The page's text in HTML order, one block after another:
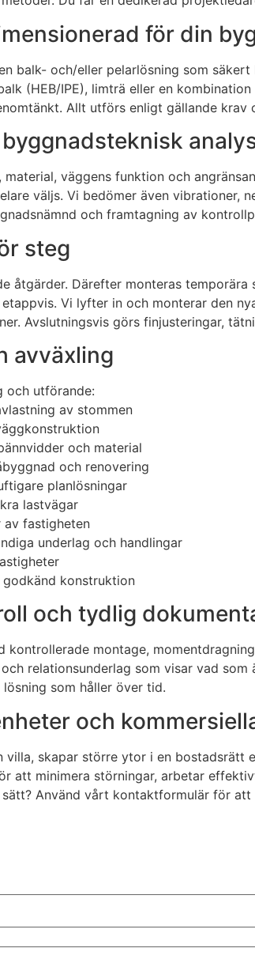
för din
balk- och/eller pelarlösning som
(HEB/IPE), limträ eller en
Allt utförs enligt gällande
väggens funktion och
väljs. Vi bedömer även vibrationer,
och framtagning av
steg
åtgärder. Därefter monteras
Vi lyfter in och monterar den
Avslutningsvis görs finjusteringar,
avväxling
och utförande:
av stommen
och material
och renovering
planlösningar
lastvägar
av fastigheten
underlag och handlingar
konstruktion
och tydlig
montage,
relationsunderlag som visar vad
som håller över tid.
och
skapar större ytor i en bostadsrätt
att minimera störningar, arbetar
Använd vårt kontaktformulär för